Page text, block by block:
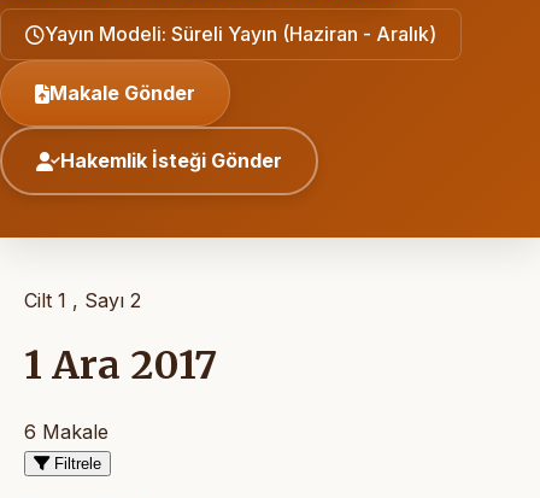
Yayın Modeli: Süreli Yayın (Haziran - Aralık)
Makale Gönder
Hakemlik İsteği Gönder
Cilt 1 , Sayı 2
1 Ara 2017
6 Makale
Filtrele